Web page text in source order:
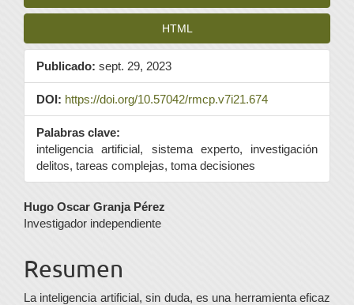
HTML
Publicado: sept. 29, 2023
DOI: https://doi.org/10.57042/rmcp.v7i21.674
Palabras clave:
inteligencia artificial, sistema experto, investigación
delitos, tareas complejas, toma decisiones
Contenido
principal
del
artículo
Hugo Oscar Granja Pérez
Investigador independiente
Resumen
La inteligencia artificial, sin duda, es una herramienta eficaz